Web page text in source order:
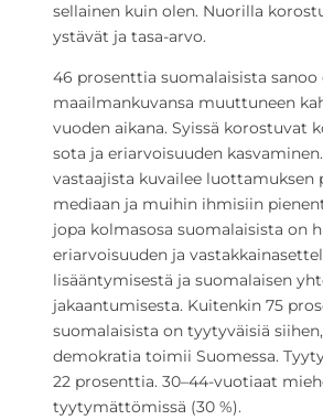
sellainen kuin olen. Nuorilla
ystävät ja tasa-arvo.
46 prosenttia suomalaisista sanoo
maailmankuvansa muuttuneen
vuoden aikana. Syissä korostuvat
sota ja eriarvoisuuden
vastaajista kuvailee luottamuksen
mediaan ja muihin ihmisiin
jopa kolmasosa suomalaisista on
eriarvoisuuden ja
lisääntymisestä ja suomalaisen
jakaantumisesta. Kuitenkin 75
suomalaisista on tyytyväisiä
demokratia toimii Suomessa.
22 prosenttia. 30–44-vuotiaat
tyytymättömissä (30 %).